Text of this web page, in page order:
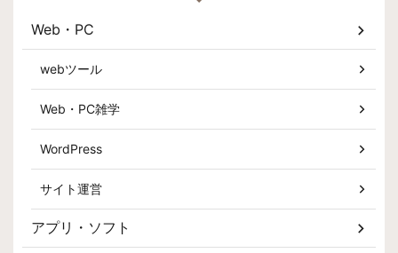
Web・PC
webツール
Web・PC雑学
WordPress
サイト運営
アプリ・ソフト